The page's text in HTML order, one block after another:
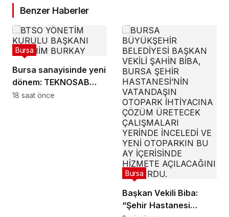
Benzer Haberler
Bursa sanayisinde yeni
dönem: TEKNOSAB
KOBİ OSB ile dev
Bursa
18 saat önce
Başkan Vekili Biba:
“Şehir Hastanesi
Bursa